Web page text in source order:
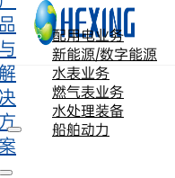
跳转到主要内容 跳转到页脚
配用电业务
新能源/数字能源
水表业务
燃气表业务
水处理装备
船舶动力